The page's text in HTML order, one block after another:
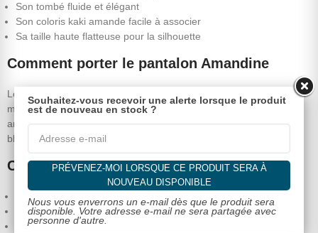
Son tombé fluide et élégant
Son coloris kaki amande facile à associer
Sa taille haute flatteuse pour la silhouette
Comment porter le pantalon Amandine
Le pantalon Amandine se porte facilement avec un top blanc, une
maille légère ou un débardeur ajusté pour équilibrer sa coupe
ample. Il s’associe parfaitement avec des sandales, des baskets
blanches ou des compensées pour un look chic et décontracté.
Caractéristiques
Marque : Nina Carter
Pantalon femme
Coupe wide leg
Souhaitez-vous recevoir une alerte lorsque le produit
est de nouveau en stock ?
PRÉVENEZ-MOI LORSQUE CE PRODUIT SERA À
NOUVEAU DISPONIBLE
Nous vous enverrons un e-mail dès que le produit sera
disponible. Votre adresse e-mail ne sera partagée avec
personne d'autre.